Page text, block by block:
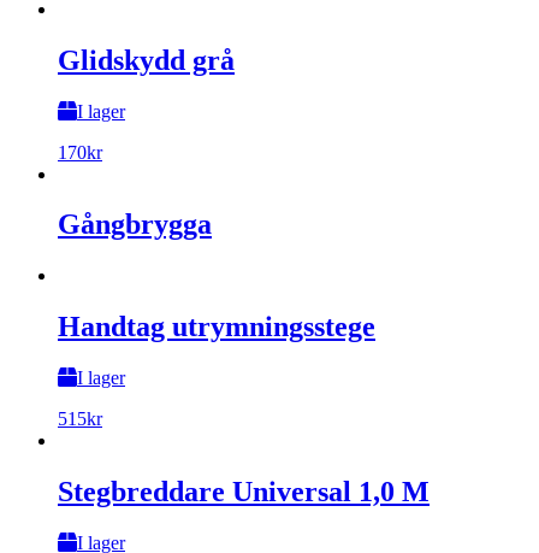
Glidskydd grå
I lager
170kr
Gångbrygga
Handtag utrymningsstege
I lager
515kr
Stegbreddare Universal 1,0 M
I lager